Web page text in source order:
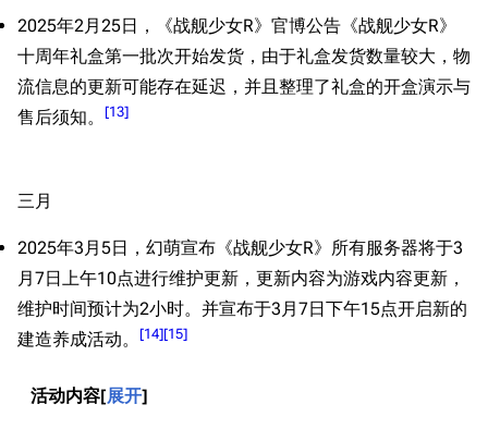
2025年2月25日，《战舰少女R》官博公告《战舰少女R》
十周年礼盒第一批次开始发货，由于礼盒发货数量较大，物
流信息的更新可能存在延迟，并且整理了礼盒的开盒演示与
售后须知。
[13]
三月
2025年3月5日，幻萌宣布《战舰少女R》所有服务器将于3
月7日上午10点进行维护更新，更新内容为游戏内容更新，
维护时间预计为2小时。并宣布于3月7日下午15点开启新的
建造养成活动。
[14][15]
展开
活动内容